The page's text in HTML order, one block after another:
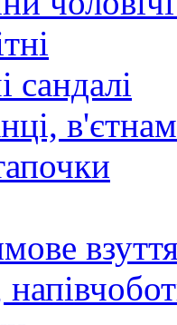
сандалі